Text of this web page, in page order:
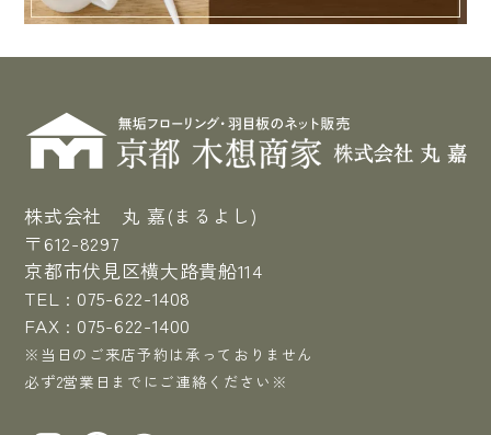
株式会社 丸 嘉(まるよし)
〒612-8297
京都市伏見区横大路貴船114
TEL : 075-622-1408
FAX : 075-622-1400
※当日のご来店予約は承っておりません
必ず2営業日までにご連絡ください※